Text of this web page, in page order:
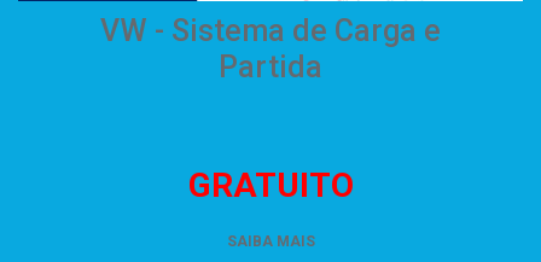
VW - Sistema de Carga e
Partida
GRATUITO
SAIBA MAIS